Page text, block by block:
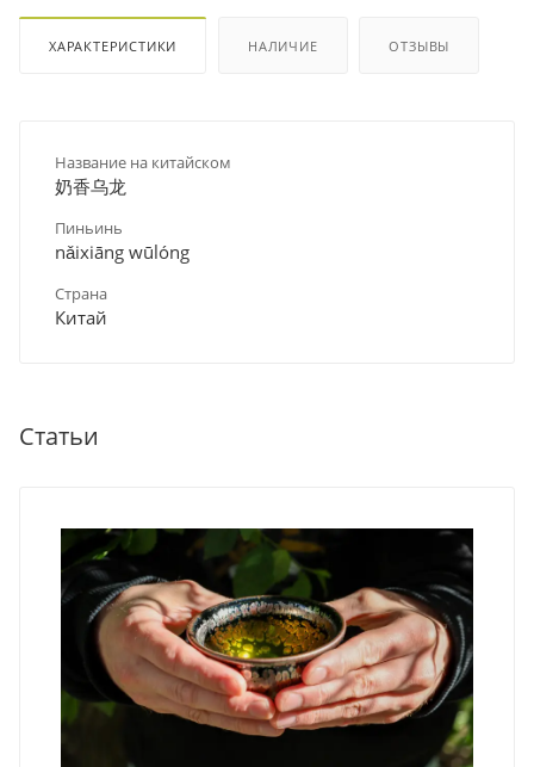
ХАРАКТЕРИСТИКИ НАЛИЧИЕ ОТЗЫВЫ
Название на китайском
奶香乌龙
Пиньинь
nǎixiāng wūlóng
Страна
Китай
Статьи